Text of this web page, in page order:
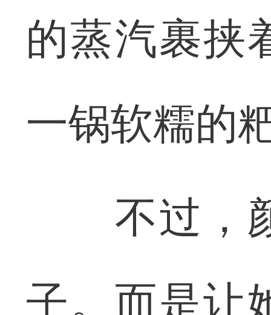
的蒸汽裹挟
一锅软糯的
不过，颜
子。而是让